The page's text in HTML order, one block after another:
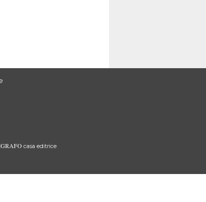
casa editrice